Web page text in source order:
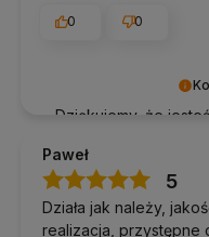
Dziękujemy, że
0
0
Paweł
5
Działa jak należy,
realizacja, przystępne